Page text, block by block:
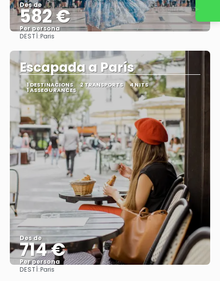
Des de
582 €
Per persona
DESTÍ:Paris
Escapada a París
1 DESTINACIONS 2 TRANSPORTS 4 NITS
1 ASSEGURANCES
Des de
714 €
Per persona
DESTÍ:Paris
Contacta amb nosaltres